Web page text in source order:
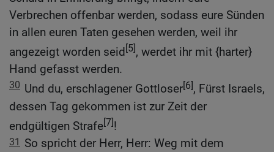
Verbrechen offenbar werden, sodass eure Sünden
in allen euren Taten gesehen werden, weil ihr
angezeigt worden seid[5], werdet ihr mit {harter}
Hand gefasst werden.
30 Und du, erschlagener Gottloser[6], Fürst Israels,
dessen Tag gekommen ist zur Zeit der
endgültigen Strafe[7]!
31 So spricht der Herr, Herr: Weg mit dem